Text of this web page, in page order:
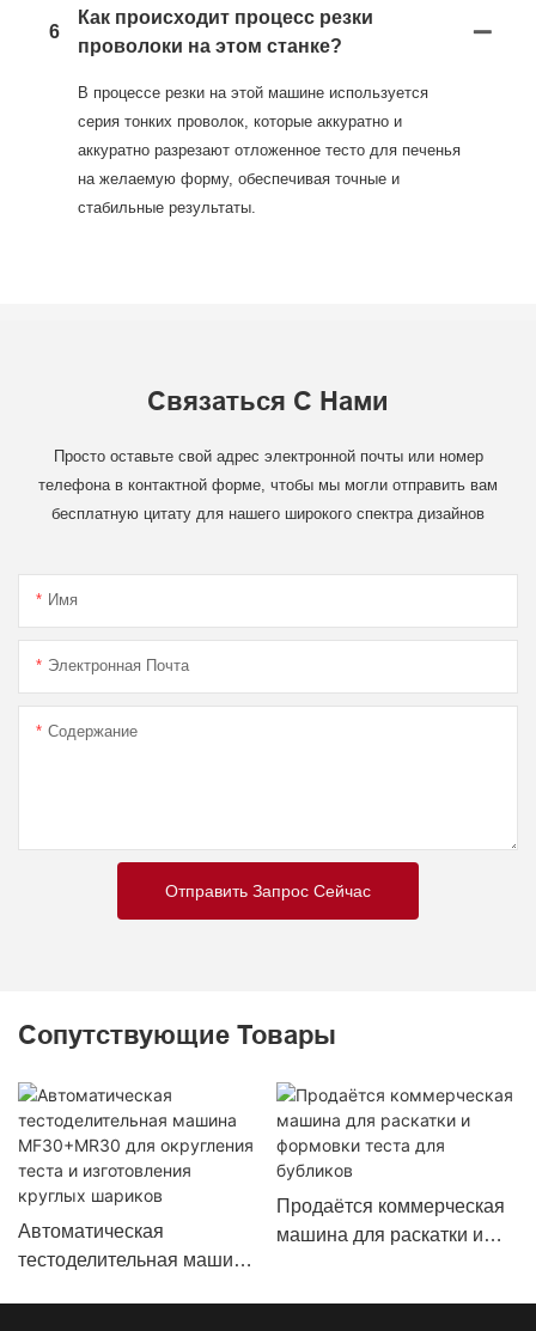
6
Как происходит процесс резки
проволоки на этом станке?
В процессе резки на этой машине используется
серия тонких проволок, которые аккуратно и
аккуратно разрезают отложенное тесто для печенья
на желаемую форму, обеспечивая точные и
стабильные результаты.
Связаться С Нами
Просто оставьте свой адрес электронной почты или номер
телефона в контактной форме, чтобы мы могли отправить вам
бесплатную цитату для нашего широкого спектра дизайнов
Имя
Электронная Почта
Содержание
Отправить Запрос Сейчас
Сопутствующие Товары
Автоматическая
тестоделительная машина
Продаётся коммерческая
машина для раскатки и